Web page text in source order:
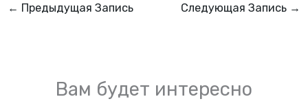
← Предыдущая Запись Следующая Запись →
Вам будет интересно